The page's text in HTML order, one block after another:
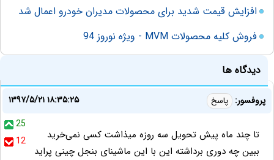
افزایش قیمت شدید برای محصولات مدیران خودرو اعمال شد
فروش کلیه محصولات MVM - ویژه نوروز 94
دیدگاه ها
پروفسور: پاسخ
۱۳۹۷/۵/۲۱ ۱۸:۳۵:۲۵
25
12
تا چند ماه پیش تحویل سه روزه میذاشت کسی نمی‌خرید
ببین چه دوری برداشته این با این ماشینای بنجل چینی پراید